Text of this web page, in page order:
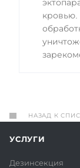
кровью.
НАЗАД К
УСЛУГИ
Дезинсекция